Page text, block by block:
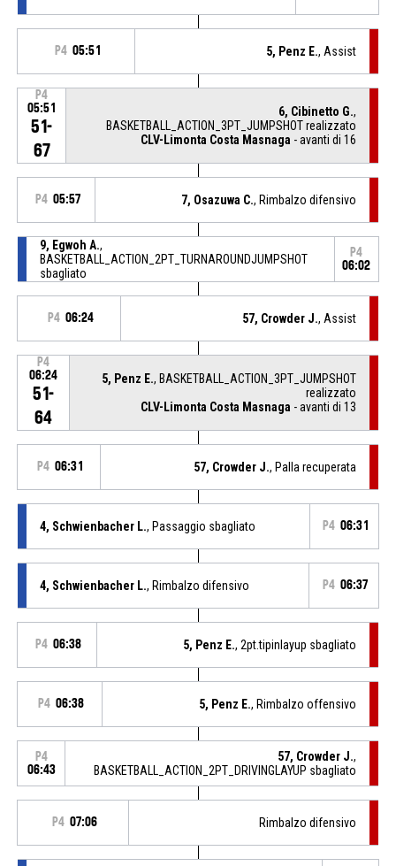
P4 05:51 5, Penz E., Assist
P4
05:51
51-
67
6, Cibinetto G.,
BASKETBALL_ACTION_3PT_JUMPSHOT realizzato
CLV-Limonta Costa Masnaga - avanti di 16
P4 05:57 7, Osazuwa C., Rimbalzo difensivo
9, Egwoh A.,
BASKETBALL_ACTION_2PT_TURNAROUNDJUMPSHOT
sbagliato
P4
06:02
P4 06:24 57, Crowder J., Assist
P4
06:24
51-
64
5, Penz E., BASKETBALL_ACTION_3PT_JUMPSHOT
realizzato
CLV-Limonta Costa Masnaga - avanti di 13
P4 06:31 57, Crowder J., Palla recuperata
4, Schwienbacher L., Passaggio sbagliato P4 06:31
4, Schwienbacher L., Rimbalzo difensivo P4 06:37
P4 06:38 5, Penz E., 2pt.tipinlayup sbagliato
P4 06:38 5, Penz E., Rimbalzo offensivo
P4
06:43
57, Crowder J.,
BASKETBALL_ACTION_2PT_DRIVINGLAYUP sbagliato
P4 07:06 Rimbalzo difensivo